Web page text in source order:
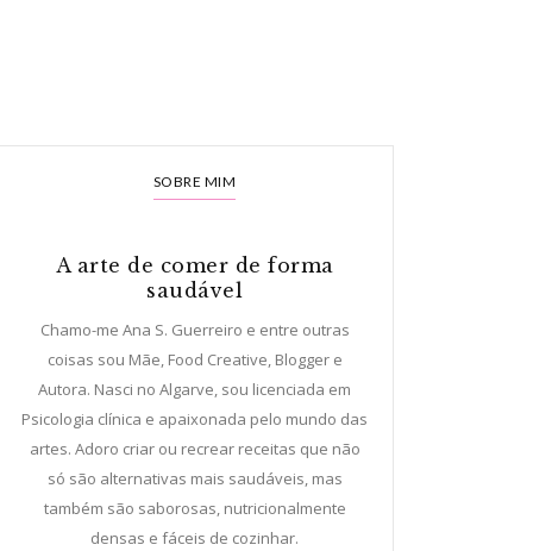
SOBRE MIM
A arte de comer de forma
saudável
Chamo-me Ana S. Guerreiro e entre outras
coisas sou Mãe, Food Creative, Blogger e
Autora. Nasci no Algarve, sou licenciada em
Psicologia clínica e apaixonada pelo mundo das
artes. Adoro criar ou recrear receitas que não
só são alternativas mais saudáveis, mas
também são saborosas, nutricionalmente
densas e fáceis de cozinhar.